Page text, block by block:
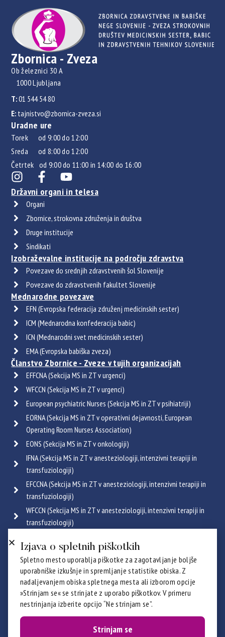
Zbornica - Zveza
Ob železnici 30 A
1000 Ljubljana
T:01 544 54 80
E: tajnistvo@zbornica-zveza.si
Uradne ure
Torek od 9:00 do 12:00
Sreda od 8:00 do 12:00
Četrtek od 9:00 do 11:00 in 14:00 do 16:00
Državni organi in telesa
Organi
Zbornice, strokovna združenja in društva
Druge institucije
Sindikati
Izobraževalne institucije na področju zdravstva
Povezave do srednjih zdravstvenih šol Slovenije
Povezave do zdravstvenih fakultet Slovenije
Mednarodne povezave
EFN (Evropska federacija združenj medicinskih sester)
ICM (Mednarodna konfederacija babic)
ICN (Mednarodni svet medicinskih sester)
EMA (Evropska babiška zveza)
Članstvo Zbornice - Zveze v tujih organizacijah
EFFCNA (Sekcija MS in ZT v urgenci)
WFCCN (Sekcija MS in ZT v urgenci)
European psychiatric Nurses (Sekcija MS in ZT v psihiatriji)
EORNA (Sekcija MS in ZT v operativni dejavnosti, European
Operating Room Nurses Association)
EONS (Sekcija MS in ZT v onkologiji)
IFNA (Sekcija MS in ZT v anesteziologiji, intenzivni terapiji in
transfuziologiji)
EFCCNA (Sekcija MS in ZT v anesteziologiji, intenzivni terapiji in
transfuziologiji)
WFCCN (Sekcija MS in ZT v anesteziologiji, intenzivni terapiji in
transfuziologiji)
ICRN (Sekcija MS in ZT v pulmologiji)
Poglej vse
Certifikati
Izjava o spletnih piškotkih
Spletno mesto uporablja piškotke za zagotavljanje boljše
uporabniške izkušnje in spremljanje statistike obiska. Z
nadaljevanjem obiska spletnega mesta ali izborom opcije
»Strinjam se« se strinjate z uporabo piškotkov. V primeru
nestrinjanja izberite opcijo “Ne strinjam se”.
Strinjam se